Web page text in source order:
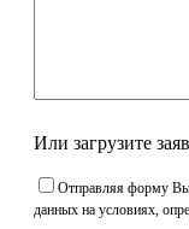
Или загрузите
Отправляя форму Вы
данных на условиях,